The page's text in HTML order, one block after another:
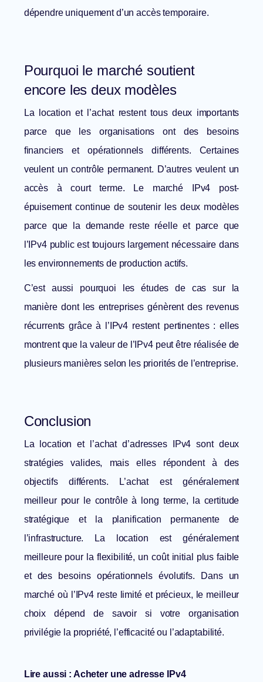
dépendre uniquement d’un accès temporaire.
Pourquoi le marché soutient
encore les deux modèles
La location et l’achat restent tous deux importants
parce que les organisations ont des besoins
financiers et opérationnels différents. Certaines
veulent un contrôle permanent. D’autres veulent un
accès à court terme. Le marché IPv4 post-
épuisement continue de soutenir les deux modèles
parce que la demande reste réelle et parce que
l’IPv4 public est toujours largement nécessaire dans
les environnements de production actifs.
C’est aussi pourquoi les études de cas sur la
manière dont les entreprisesgénèrent des revenus
récurrents grâce à l’IPv4 restent pertinentes : elles
montrent que la valeur de l’IPv4 peut être réalisée de
plusieurs manières selon les priorités de l’entreprise.
Conclusion
La location et l’achat d’adresses IPv4 sont deux
stratégies valides, mais elles répondent à des
objectifs différents. L’achat est généralement
meilleur pour le contrôle à long terme, la certitude
stratégique et la planification permanente de
l’infrastructure. La location est généralement
meilleure pour la flexibilité, un coût initial plus faible
et des besoins opérationnels évolutifs. Dans un
marché où l’IPv4 reste limité et précieux, le meilleur
choix dépend de savoir si votre organisation
privilégie la propriété, l’efficacité ou l’adaptabilité.
Lire aussi : Acheter une adresse IPv4